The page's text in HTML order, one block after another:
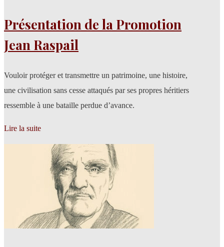
Présentation de la Promotion
Jean Raspail
Vouloir protéger et transmettre un patrimoine, une histoire,
une civilisation sans cesse attaqués par ses propres héritiers
ressemble à une bataille perdue d’avance.
Lire la suite